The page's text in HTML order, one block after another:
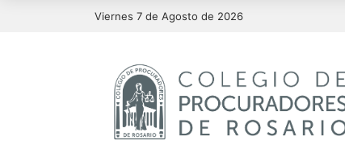
Viernes 7 de Agosto de 2026